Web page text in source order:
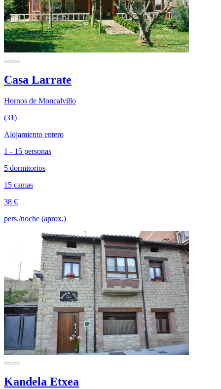
Casa Larrate
Hornos de Moncalvillo
(31)
Alojamiento entero
1 - 15 personas
5 dormitorios
15 camas
38 €
pers./noche (aprox.)
Kandela Etxea